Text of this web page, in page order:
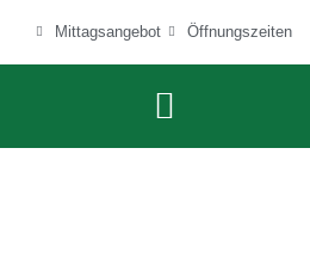
Mittagsangebot Öffnungszeiten